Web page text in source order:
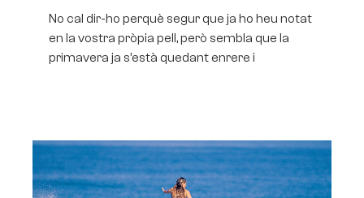
No cal dir-ho perquè segur que ja ho heu notat
en la vostra pròpia pell, però sembla que la
primavera ja s’està quedant enrere i